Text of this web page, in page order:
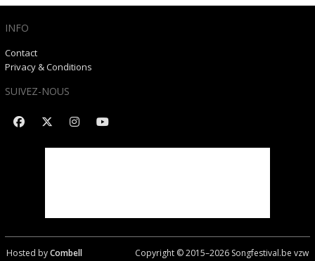
INFO
Contact
Privacy & Conditions
SUIVEZ-NOUS
Hosted byCombell Copyright © 2015–2026Songfestival.be vzw